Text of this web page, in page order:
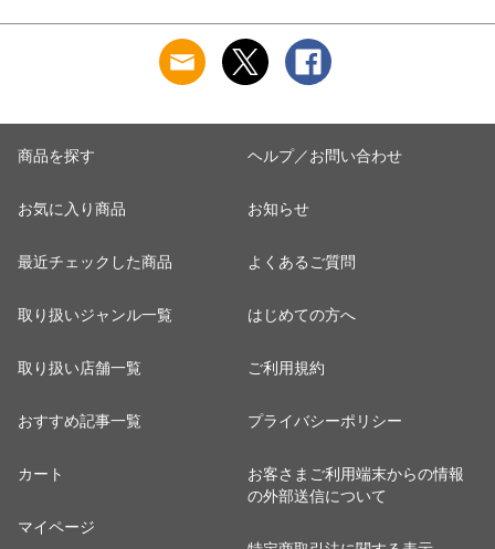
商品を探す
お気に入り商品
最近チェックした商品
取り扱いジャンル一覧
取り扱い店舗一覧
おすすめ記事一覧
カート
マイページ
ヘルプ／お問い合わせ
お知らせ
よくあるご質問
はじめての方へ
ご利用規約
プライバシーポリシー
お客さまご利用端末からの情報
の外部送信について